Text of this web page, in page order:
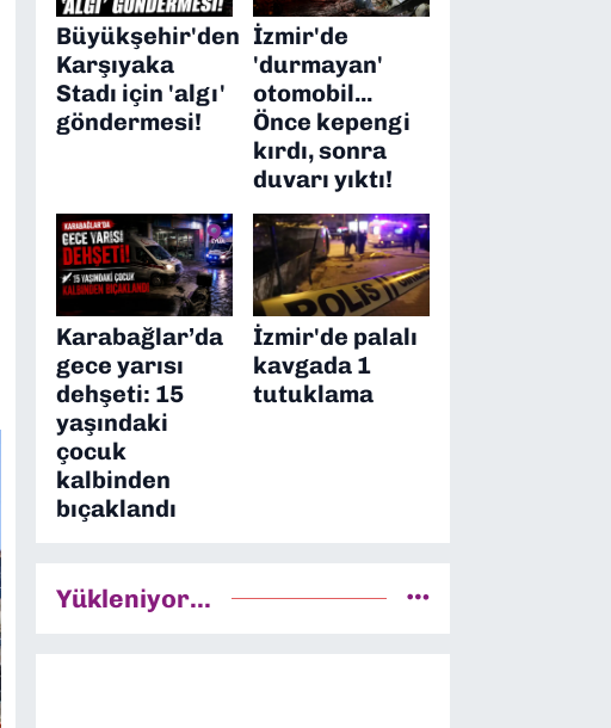
Büyükşehir'den
Karşıyaka
Stadı için 'algı'
göndermesi!
İzmir'de
'durmayan'
otomobil...
Önce kepengi
kırdı, sonra
duvarı yıktı!
Karabağlar’da
gece yarısı
dehşeti: 15
yaşındaki
çocuk
kalbinden
bıçaklandı
İzmir'de palalı
kavgada 1
tutuklama
Yükleniyor...